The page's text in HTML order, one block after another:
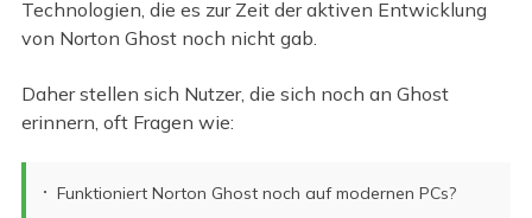
Technologien, die es zur Zeit der aktiven Entwicklung
von Norton Ghost noch nicht gab.
Daher stellen sich Nutzer, die sich noch an Ghost
erinnern, oft Fragen wie:
Funktioniert Norton Ghost noch auf modernen PCs?